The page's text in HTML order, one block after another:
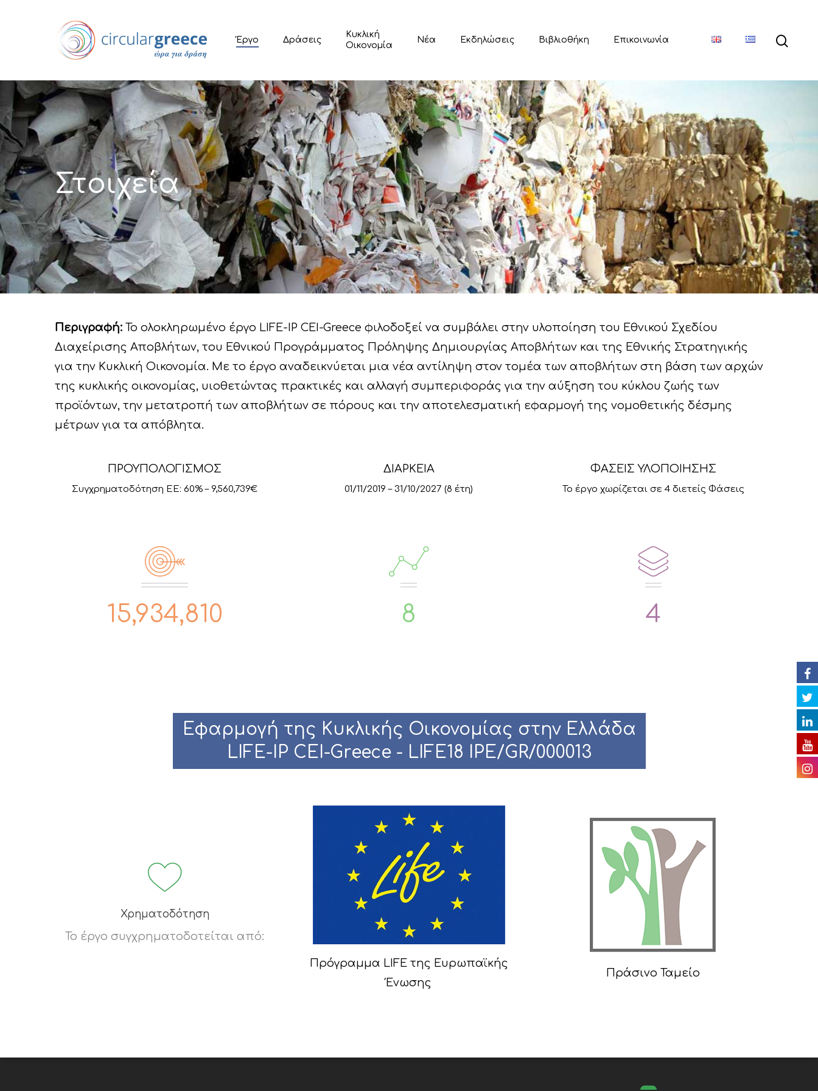
Hit enter to search or ESC to close
Έργο Δράσεις
Κυκλική
Οικονομία
Νέα Εκδηλώσεις Βιβλιοθήκη Επικοινωνία
Στοιχεία
Περιγραφή: Το ολοκληρωμένο έργο LIFE-IP CEI-Greece φιλοδοξεί να συμβάλει στην υλοποίηση του Εθνικού Σχεδίου
Διαχείρισης Αποβλήτων, του Εθνικού Προγράμματος Πρόληψης Δημιουργίας Αποβλήτων και της Εθνικής Στρατηγικής
για την Κυκλική Οικονομία. Με το έργο αναδεικνύεται μια νέα αντίληψη στον τομέα των αποβλήτων στη βάση των αρχών
της κυκλικής οικονομίας, υιοθετώντας πρακτικές και αλλαγή συμπεριφοράς για την αύξηση του κύκλου ζωής των
προϊόντων, την μετατροπή των αποβλήτων σε πόρους και την αποτελεσματική εφαρμογή της νομοθετικής δέσμης
μέτρων για τα απόβλητα.
ΠΡΟΥΠΟΛΟΓΙΣΜΟΣ
Συγχρηματοδότηση ΕΕ: 60% – 9,560,739€
15,934,810
ΔΙΑΡΚΕΙΑ
01/11/2019 – 31/10/2027 (8 έτη)
8
ΦΑΣΕΙΣ ΥΛΟΠΟΙΗΣΗΣ
Το έργο χωρίζεται σε 4 διετείς Φάσεις
4
Εφαρμογή της Κυκλικής Οικονομίας στην Ελλάδα
LIFE-IP CEI-Greece - LIFE18 IPE/GR/000013
Χρηματοδότηση
Το έργο συγχρηματοδοτείται από:
Πρόγραμμα LIFE της Ευρωπαϊκής
Ένωσης
Πράσινο Ταμείο